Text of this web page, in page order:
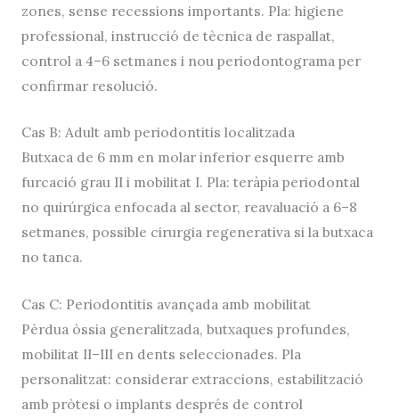
zones, sense recessions importants. Pla: higiene
professional, instrucció de tècnica de raspallat,
control a 4–6 setmanes i nou periodontograma per
confirmar resolució.
Cas B: Adult amb periodontitis localitzada
Butxaca de 6 mm en molar inferior esquerre amb
furcació grau II i mobilitat I. Pla: teràpia periodontal
no quirúrgica enfocada al sector, reavaluació a 6–8
setmanes, possible cirurgia regenerativa si la butxaca
no tanca.
Cas C: Periodontitis avançada amb mobilitat
Pèrdua òssia generalitzada, butxaques profundes,
mobilitat II–III en dents seleccionades. Pla
personalitzat: considerar extraccions, estabilització
amb pròtesi o implants després de control